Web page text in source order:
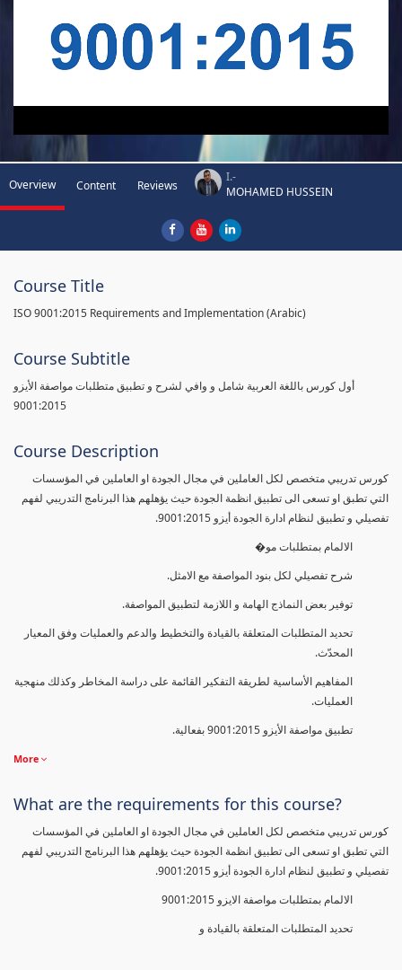
Overview Content Reviews
I.-
MOHAMED HUSSEIN
Course Title
ISO 9001:2015 Requirements and Implementation (Arabic)
Course Subtitle
أول كورس باللغة العربية شامل و وافي لشرح و تطبيق متطلبات مواصفة الأيزو
9001:2015
Course Description
كورس تدريبي متخصص لكل العاملين في مجال الجودة او العاملين في المؤسسات
التي تطبق او تسعى الى تطبيق انظمة الجودة حيث يؤهلهم هذا البرنامج التدريبي لفهم
تفصيلي و تطبيق لنظام ادارة الجودة أيزو 9001:2015.
الالمام بمتطلبات مو�
شرح تفصيلي لكل بنود المواصفة مع الامثل.
توفير بعض النماذج الهامة و اللازمة لتطبيق المواصفة.
تحديد المتطلبات المتعلقة بالقيادة والتخطيط والدعم والعمليات وفق المعيار
المحدّث.
المفاهيم الأساسية لطريقة التفكير القائمة على دراسة المخاطر وكذلك منهجية
العمليات.
تطبيق مواصفة الأيزو 9001:2015 بفعالية.
More
What are the requirements for this course?
كورس تدريبي متخصص لكل العاملين في مجال الجودة او العاملين في المؤسسات
التي تطبق او تسعى الى تطبيق انظمة الجودة حيث يؤهلهم هذا البرنامج التدريبي لفهم
تفصيلي و تطبيق لنظام ادارة الجودة أيزو 9001:2015.
الالمام بمتطلبات مواصفة الايزو 9001:2015
تحديد المتطلبات المتعلقة بالقيادة و